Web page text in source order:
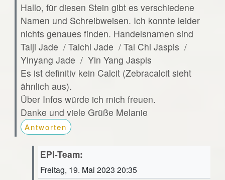
Hallo, für diesen Stein gibt es verschiedene
Namen und Schreibweisen. Ich konnte leider
nichts genaues finden. Handelsnamen sind
Taiji Jade / Taichi Jade / Tai Chi Jaspis /
Yinyang Jade / Yin Yang Jaspis
Es ist definitiv kein Calcit (Zebracalcit sieht
ähnlich aus).
Über Infos würde ich mich freuen.
Danke und viele Grüße Melanie
Antworten
EPI-Team:
Freitag, 19. Mai 2023 20:35